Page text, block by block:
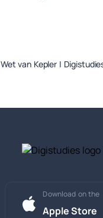
Wet van Kepler |
Download on the
Apple Store